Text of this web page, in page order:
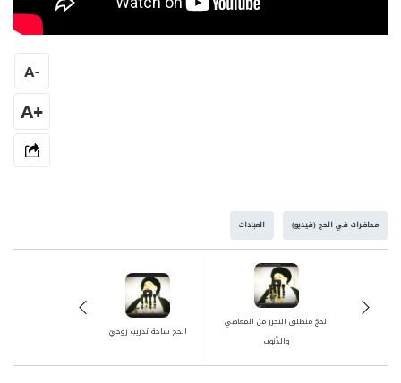
-
A
+A
محاضرات في الحج (فيديو) العبادات
الحج ساحة تدريب روحيّ
الحجّ منطلق التحرر من المعاصي
والذّنوب